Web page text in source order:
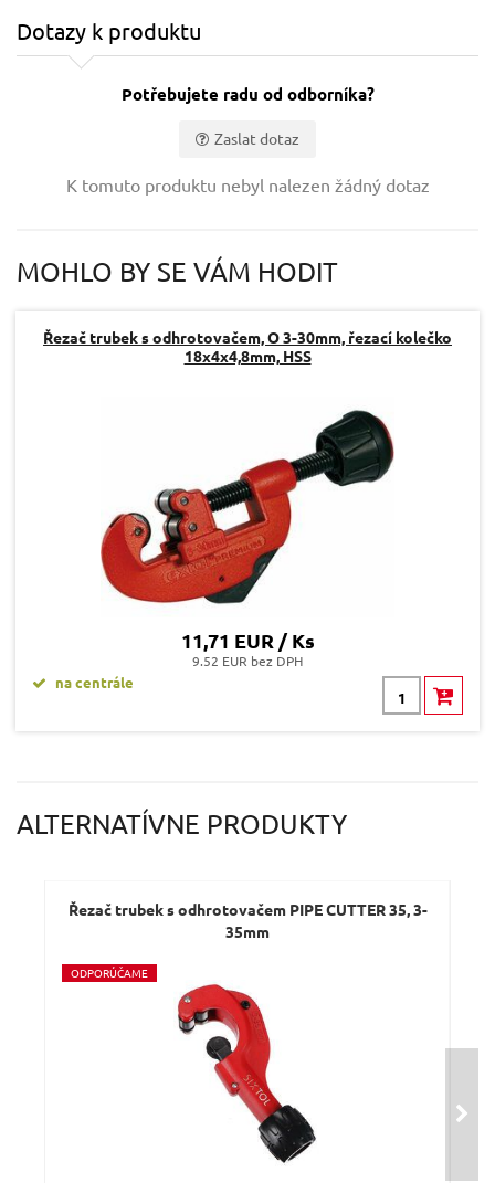
Dotazy k produktu
Potřebujete radu od odborníka?
Zaslat dotaz
Dotaz:
K tomuto produktu nebyl nalezen žádný dotaz
MOHLO BY SE VÁM HODIT
Řezač trubek s odhrotovačem, O 3-30mm, řezací kolečko
18x4x4,8mm, HSS
11,71 EUR / Ks
9.52 EUR bez DPH
na centrále
ALTERNATÍVNE PRODUKTY
Řezač trubek s odhrotovačem PIPE CUTTER 35, 3-
35mm
ODPORÚČAME